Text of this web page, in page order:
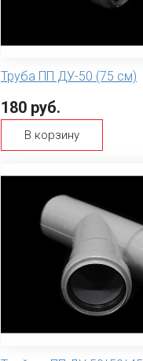
Труба ПП ДУ-50 (75 см)
180 руб.
В корзину